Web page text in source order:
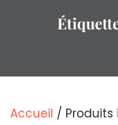
Accueil / Produits